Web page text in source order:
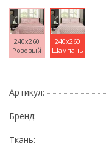
240x260
Розовый
240x260
Шампань
Артикул:
Бренд:
Ткань: